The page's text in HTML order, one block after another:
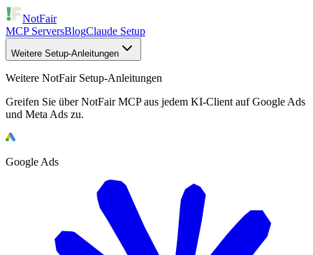
NotFair
MCP ServersBlogClaude Setup
Weitere Setup-Anleitungen
Weitere NotFair Setup-Anleitungen
Greifen Sie über NotFair MCP aus jedem KI-Client auf Google Ads
und Meta Ads zu.
Google Ads